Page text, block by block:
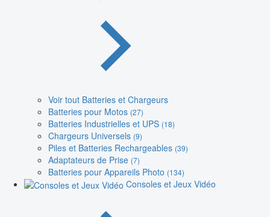
Voir tout Batteries et Chargeurs
Batteries pour Motos (27)
Batteries Industrielles et UPS (18)
Chargeurs Universels (9)
Piles et Batteries Rechargeables (39)
Adaptateurs de Prise (7)
Batteries pour Appareils Photo (134)
Consoles et Jeux Vidéo